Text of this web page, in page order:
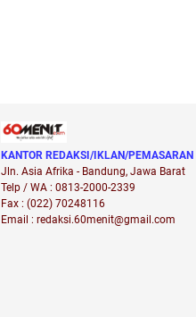
KANTOR REDAKSI/IKLAN/PEMASARAN
Jln. Asia Afrika - Bandung, Jawa Barat
Telp / WA : 0813-2000-2339
Fax : (022) 70248116
Email : redaksi.60menit@gmail.com